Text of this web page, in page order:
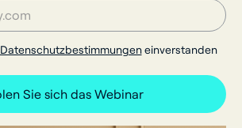
Datenschutzbestimmungeneinverstanden